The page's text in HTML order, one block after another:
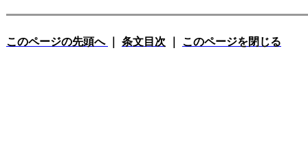
このページの先頭へ 条文目次 このページを閉じる